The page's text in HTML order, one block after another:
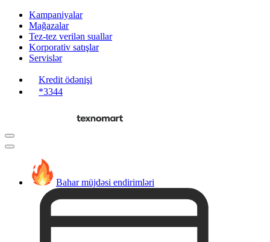
Kampaniyalar
Mağazalar
Tez-tez verilən suallar
Korporativ satışlar
Servislər
Kredit ödənişi
*3344
Bahar müjdəsi endirimləri